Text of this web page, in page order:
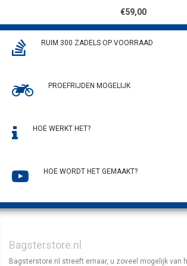
€59,00
RUIM 300 ZADELS OP VOORRAAD
PROEFRIJDEN MOGELIJK
HOE WERKT HET?
HOE WORDT HET GEMAAKT?
Bagsterstore.nl
Bagsterstore.nl streeft ernaar, u zoveel mogelijk van